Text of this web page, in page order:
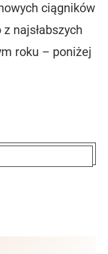
ciągników
najsłabszych
roku – poniżej